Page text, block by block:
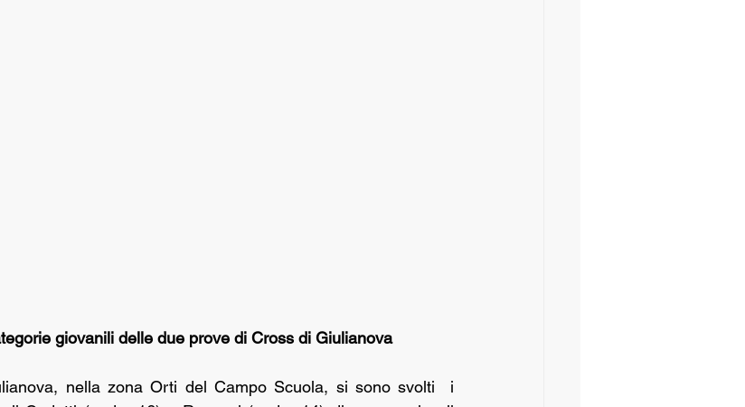
giovanili delle due prove di Cross di Giulianova
nella zona Orti del Campo Scuola, si sono svolti  i